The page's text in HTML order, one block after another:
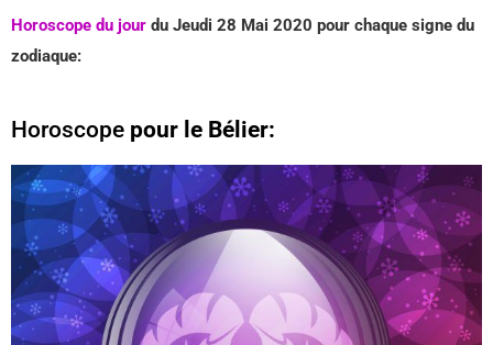
Horoscope du jour du Jeudi 28 Mai 2020 pour chaque signe du
zodiaque:
Horoscope pour le Bélier: